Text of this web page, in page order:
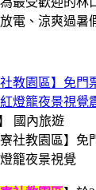
電、涼爽過暑
教園區】免門
燈籠夜景視覺
國內旅遊